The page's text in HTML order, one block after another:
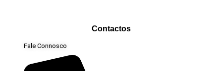
Contactos
Fale Connosco